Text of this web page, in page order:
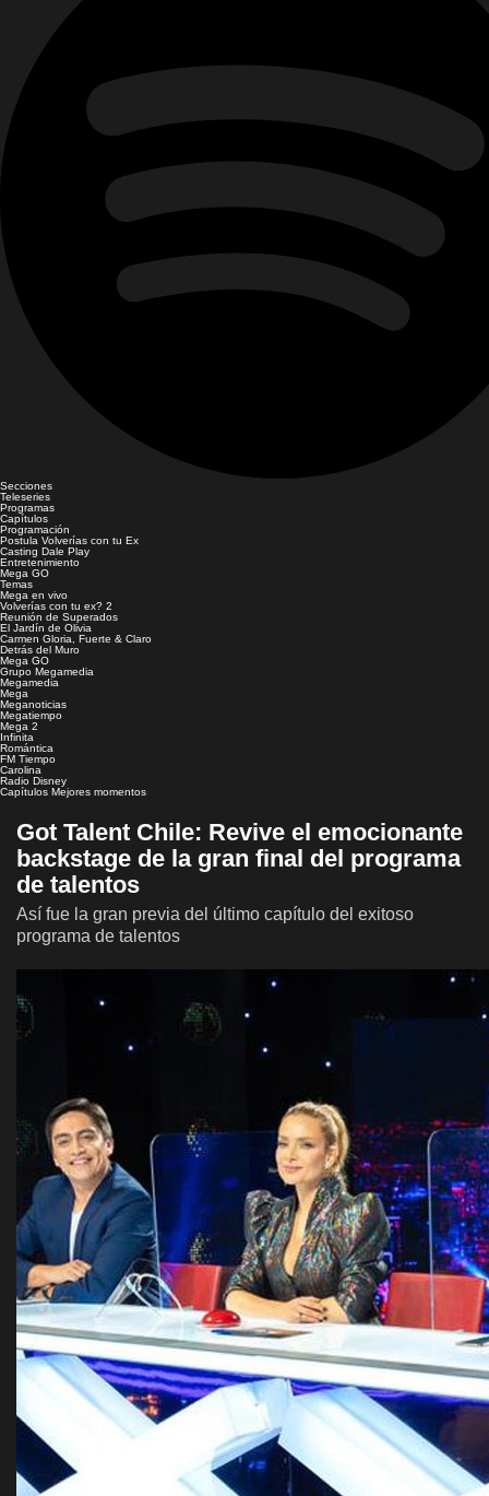
Secciones
Teleseries
Programas
Capítulos
Programación
Postula Volverías con tu Ex
Casting Dale Play
Entretenimiento
Mega GO
Temas
Mega en vivo
Volverías con tu ex? 2
Reunión de Superados
El Jardín de Olivia
Carmen Gloria, Fuerte & Claro
Detrás del Muro
Mega GO
Grupo Megamedia
Megamedia
Mega
Meganoticias
Megatiempo
Mega 2
Infinita
Romántica
FM Tiempo
Carolina
Radio Disney
Capítulos Mejores momentos
Got Talent Chile: Revive el emocionante
backstage de la gran final del programa
de talentos
Así fue la gran previa del último capítulo del exitoso
programa de talentos